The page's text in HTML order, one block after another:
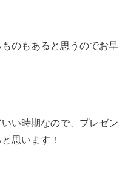
のもあると思うのでお早
い時期なので、プレゼン
思います！